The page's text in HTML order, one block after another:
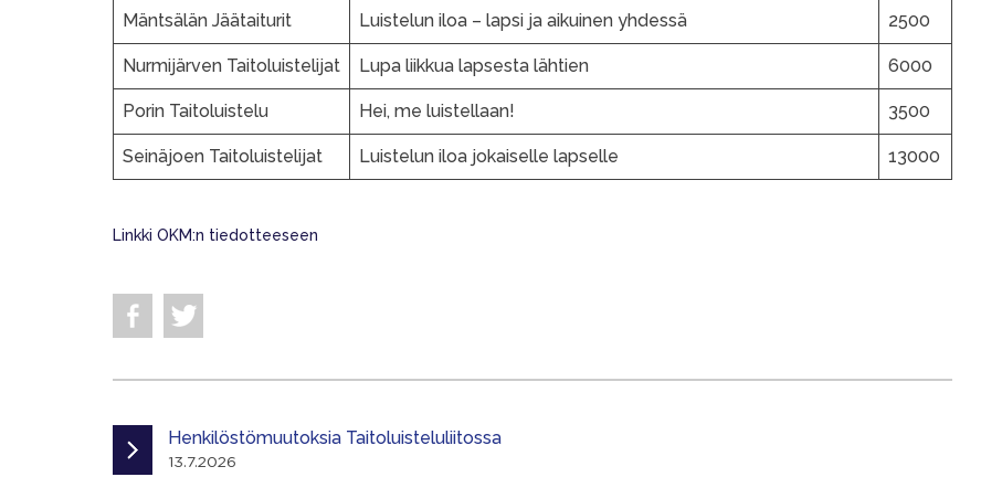
Mäntsälän Jäätaiturit Luistelun iloa – lapsi ja aikuinen yhdessä 2500
Nurmijärven Taitoluistelijat Lupa liikkua lapsesta lähtien 6000
Porin Taitoluistelu Hei, me luistellaan! 3500
Seinäjoen Taitoluistelijat Luistelun iloa jokaiselle lapselle 13000
Linkki OKM:n tiedotteeseen
Henkilöstömuutoksia Taitoluisteluliitossa
13.7.2026